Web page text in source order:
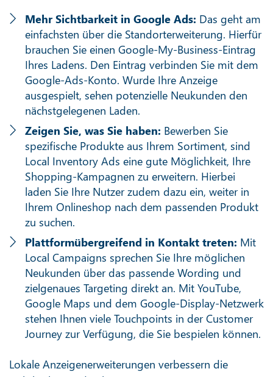
Mehr Sichtbarkeit in Google Ads: Das geht am
einfachsten über die Standorterweiterung. Hierfür
brauchen Sie einen Google-My-Business-Eintrag
Ihres Ladens. Den Eintrag verbinden Sie mit dem
Google-Ads-Konto. Wurde Ihre Anzeige
ausgespielt, sehen potenzielle Neukunden den
nächstgelegenen Laden.
Zeigen Sie, was Sie haben: Bewerben Sie
spezifische Produkte aus Ihrem Sortiment, sind
Local Inventory Ads eine gute Möglichkeit, Ihre
Shopping-Kampagnen zu erweitern. Hierbei
laden Sie Ihre Nutzer zudem dazu ein, weiter in
Ihrem Onlineshop nach dem passenden Produkt
zu suchen.
Plattformübergreifend in Kontakt treten: Mit
Local Campaigns sprechen Sie Ihre möglichen
Neukunden über das passende Wording und
zielgenaues Targeting direkt an. Mit YouTube,
Google Maps und dem Google-Display-Netzwerk
stehen Ihnen viele Touchpoints in der Customer
Journey zur Verfügung, die Sie bespielen können.
Lokale Anzeigenerweiterungen verbessern die